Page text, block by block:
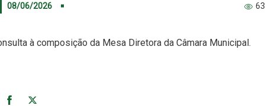
08/06/2026 63
à composição da Mesa Diretora da Câmara Municipal.